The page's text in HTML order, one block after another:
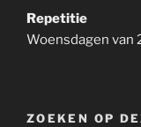
Repetitie
Woensdagen van
ZOEKEN OP